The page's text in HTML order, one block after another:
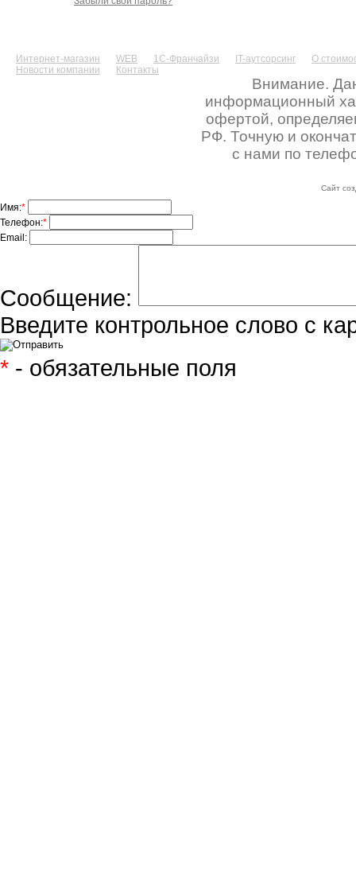
Интернет-магазин WEB 1С-Франчайзи IT-аутсорсинг
О
Новости компании
Контакты
Внимание.
информационный
офертой,
РФ. Точную и
с нами по
Сайт
Имя:*
Телефон:*
Email:
Сообщение:
Введите контрольное слово с
* - обязательные поля